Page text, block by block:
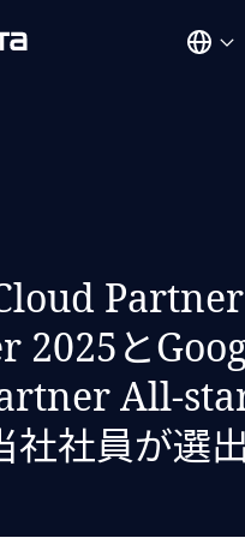
2025と
All-
社社員が選出